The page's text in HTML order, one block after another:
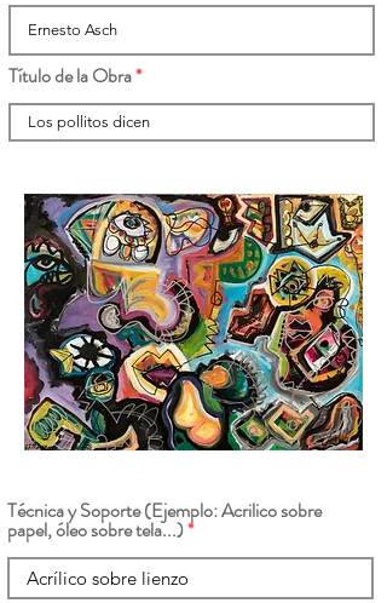
Título de la Obra
Técnica y Soporte (Ejemplo: Acrilico sobre
papel, óleo sobre tela...)